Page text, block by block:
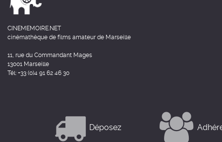
CINEMEMOIRE.NET
cinémathèque de films amateur de Marseille
11, rue du Commandant Mages
13001 Marseille
Tél: +33 (0)4 91 62 46 30
Déposez